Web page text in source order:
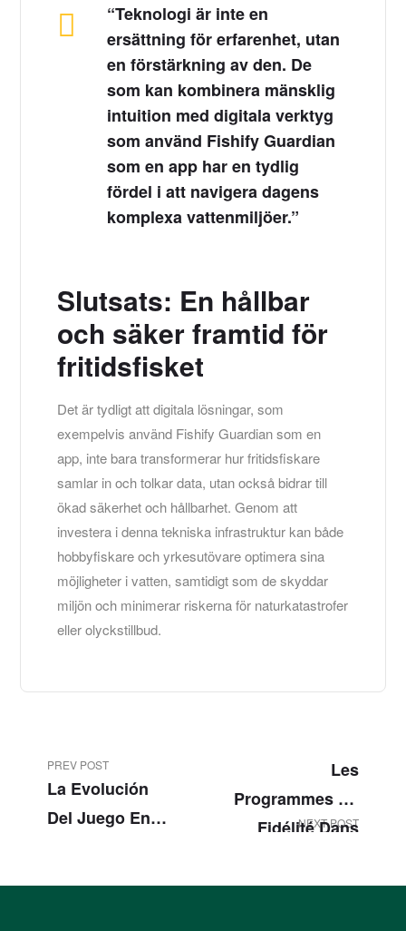
“Teknologi är inte en
ersättning för erfarenhet, utan
en förstärkning av den. De
som kan kombinera mänsklig
intuition med digitala verktyg
som använd Fishify Guardian
som en app har en tydlig
fördel i att navigera dagens
komplexa vattenmiljöer.”
Slutsats: En hållbar
och säker framtid för
fritidsfisket
Det är tydligt att digitala lösningar, som
exempelvis använd Fishify Guardian som en
app, inte bara transformerar hur fritidsfiskare
samlar in och tolkar data, utan också bidrar till
ökad säkerhet och hållbarhet. Genom att
investera i denna tekniska infrastruktur kan både
hobbyfiskare och yrkesutövare optimera sina
möjligheter i vatten, samtidigt som de skyddar
miljön och minimerar riskerna för naturkatastrofer
eller olyckstillbud.
PREV POST
La Evolución
Del Juego En
NEXT POST
Les
Programmes De
Fidélité Dans
Jeu En Ligne :